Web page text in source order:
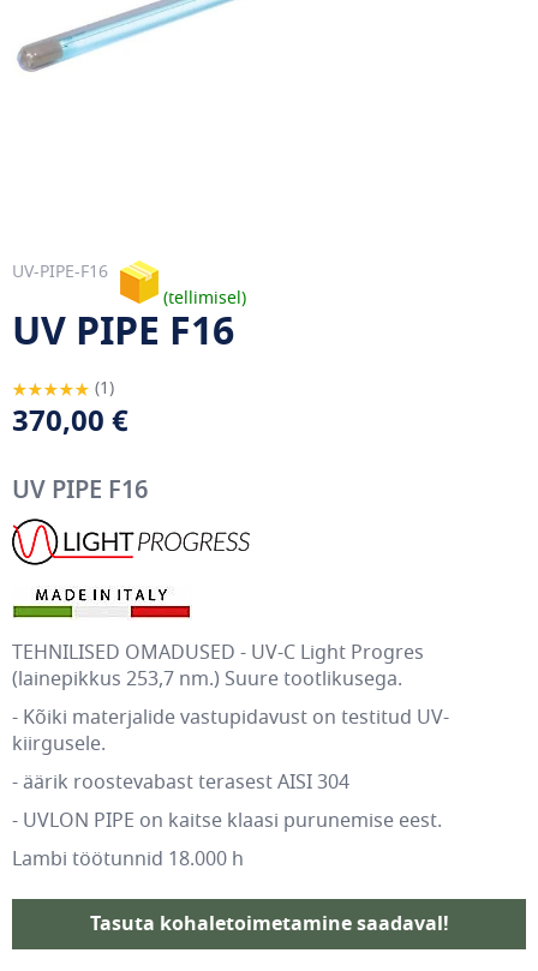
UV-PIPE-F16
tellimisel
UV PIPE F16
Hinnang:
100
% of100
1
370,00 €
UV PIPE F16
TEHNILISED OMADUSED - UV-C Light Progres
(lainepikkus 253,7 nm.) Suure tootlikusega.
- Kõiki materjalide vastupidavust on testitud UV-
kiirgusele.
- äärik roostevabast terasest AISI 304
- UVLON PIPE on kaitse klaasi purunemise eest.
Lambi töötunnid 18.000 h
Tasuta kohaletoimetamine saadaval!